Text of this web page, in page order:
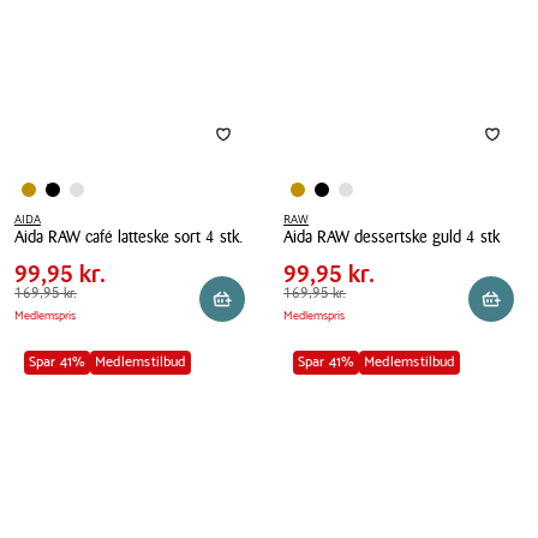
AIDA
Aida RAW café latteske sort 4 stk.
Aida
RAW
café
latteske
sort
Pris
tabel
Pris
99,95 kr.
Spar
70,00 kr.
Førpris
99,95 kr.
169,95 kr.
Medlemspris Reservér i butik
RAW
Aida RAW dessertske guld 4 stk
Aida
RAW
dessertske
guld
Pris
tabel
Pris
99,95 kr.
Spar
70,00 kr.
Førpris
99,95 kr.
169,95 kr.
Medlemspris
Spar 41% Medlemstilbud Spar 41% Medlemstilbud